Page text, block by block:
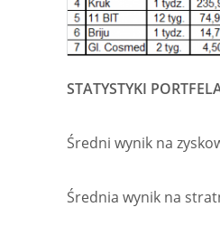
STATYSTYKI
Średni wynik na
Średnia wynik na